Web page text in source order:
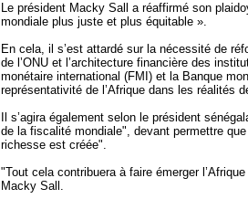
Le président Macky Sall a réaffirmé son
mondiale plus juste et plus équitable ».
En cela, il s’est attardé sur la nécessité de
de l’ONU et l’architecture financière des
monétaire international (FMI) et la Banque
représentativité de l’Afrique dans les réalités
Il s’agira également selon le président
de la fiscalité mondiale", devant permettre
richesse est créée".
"Tout cela contribuera à faire émerger
Macky Sall.